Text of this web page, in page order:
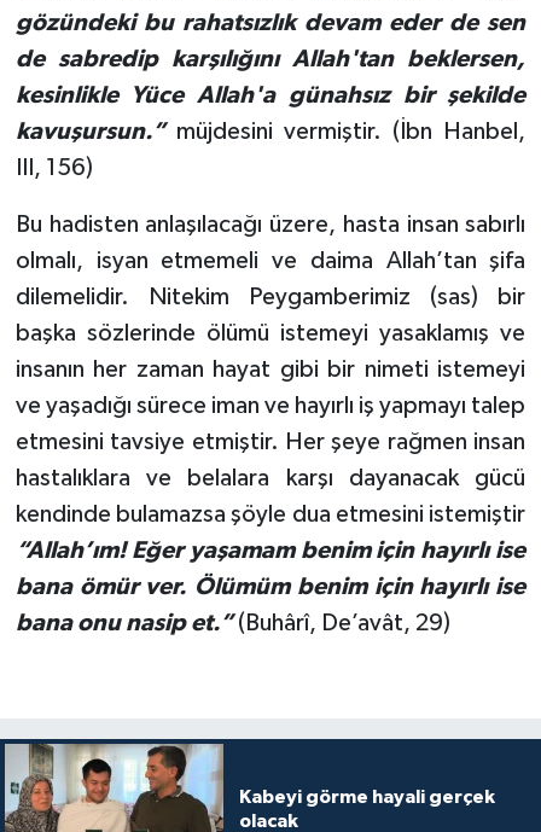
gözündeki bu rahatsızlık devam eder de sen
de sabredip karşılığını Allah'tan beklersen,
kesinlikle Yüce Allah'a günahsız bir şekilde
kavuşursun.” müjdesini vermiştir. (İbn Hanbel,
III, 156)
Bu hadisten anlaşılacağı üzere, hasta insan sabırlı
olmalı, isyan etmemeli ve daima Allah’tan şifa
dilemelidir. Nitekim Peygamberimiz (sas) bir
başka sözlerinde ölümü istemeyi yasaklamış ve
insanın her zaman hayat gibi bir nimeti istemeyi
ve yaşadığı sürece iman ve hayırlı iş yapmayı talep
etmesini tavsiye etmiştir. Her şeye rağmen insan
hastalıklara ve belalara karşı dayanacak gücü
kendinde bulamazsa şöyle dua etmesini istemiştir
“Allah’ım! Eğer yaşamam benim için hayırlı ise
bana ömür ver. Ölümüm benim için hayırlı ise
bana onu nasip et.” (Buhârî, De’avât, 29)
Kabeyi görme hayali gerçek
olacak